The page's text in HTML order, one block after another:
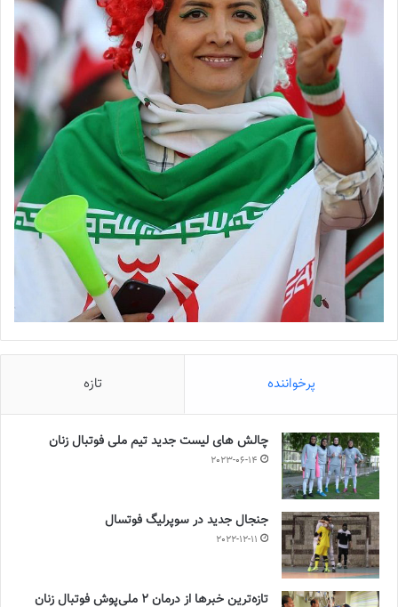
پرخواننده تازه
چالش هاى ليست جدید تيم ملى فوتبال زنان
2023-06-14
جنجال جدید در سوپرلیگ فوتسال
2022-12-11
تازه‌ترین خبرها از درمان ۲ ملی‌پوش فوتبال زنان